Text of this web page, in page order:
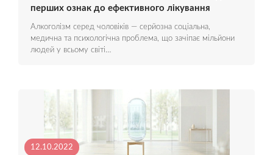
перших ознак до ефективного лікування
Алкоголізм серед чоловіків — серйозна соціальна,
медична та психологічна проблема, що зачіпає мільйони
людей у всьому світі…
12.10.2022